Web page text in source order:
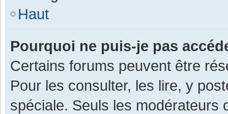
Haut
Pourquoi ne puis-je pas
Certains forums peuvent être
Pour les consulter, les lire, y
spéciale. Seuls les modérateurs